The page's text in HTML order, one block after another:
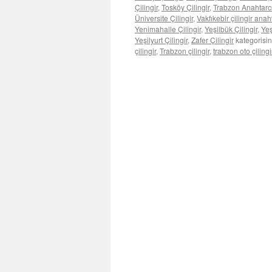
Çilingir, Tosköy Çilingir, Trabzon
Üniversite Çilingir, Vakfıkebir çilingir
Yenimahalle Çilingir, Yeşilbük Çilingir,
Yeşilyurt Çilingir, Zafer Çilingir
çilingir, Trabzon çilingir, trabzon oto